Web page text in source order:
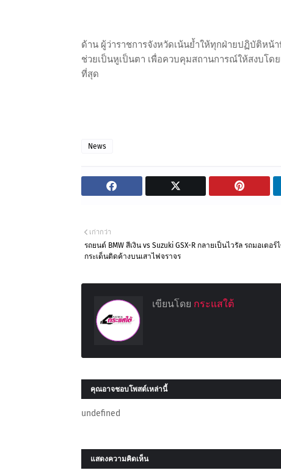
ด้าน ผู้ว่าราชการจังหวัดเน้นย้ำให้ทุกฝ่ายปฏิบัติห
ช่วยเป็นหูเป็นตา เพื่อควบคุมสถานการณ์ให้สงบโ
ที่สุด
News
เก่ากว่า
รถยนต์ BMW สีเงิน vs Suzuki GSX-R กลายเป็นไวรัล รถมอเตอร์
กระเด็นติดค้างบนเสาไฟจราจร
เขียนโดย กระแสใต้
คุณอาจชอบโพสต์เหล่านี้
undefined
แสดงความคิดเห็น